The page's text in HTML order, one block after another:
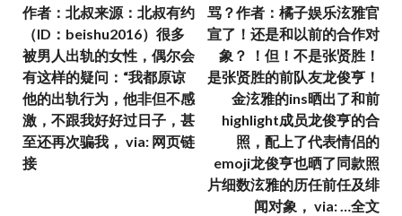
作者：北叔来源：北叔有约
（ID：beishu2016）很多
被男人出轨的女性，偶尔会
有这样的疑问：“我都原谅
他的出轨行为，他非但不感
激，不跟我好好过日子，甚
至还再次骗我， via: 网页链
接
骂？作者：橘子娱乐泫雅官
宣了！还是和以前的合作对
象？ ！但！不是张贤胜！
是张贤胜的前队友龙俊亨！
金泫雅的ins晒出了和前
highlight成员龙俊亨的合
照，配上了代表情侣的
emoji龙俊亨也晒了同款照
片细数泫雅的历任前任及绯
闻对象， via: …全文